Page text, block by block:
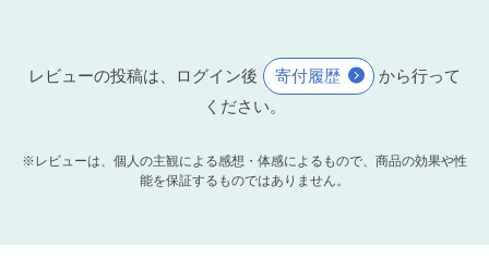
レビューの投稿は、ログイン後 寄付履歴
から行って
ください。
※レビューは、個人の主観による感想・体感によるもので、商品の効果や性
能を保証するものではありません。